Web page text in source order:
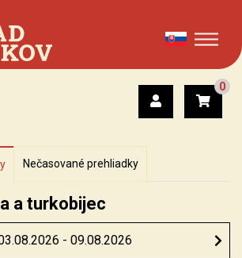
0
Nečasované prehliadky
a turkobijec